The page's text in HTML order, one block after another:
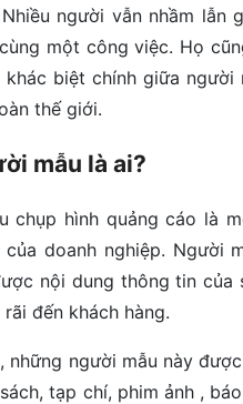
Nhiều người vẫn nhầm
một công việc. Họ
khác biệt chính giữa
thế giới.
mẫu là ai?
chụp hình quảng cáo là
của doanh nghiệp. Người
nội dung thông tin của
đến khách hàng.
những người mẫu này
tạp chí, phim ảnh ,